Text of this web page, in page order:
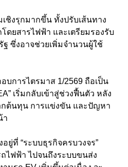
เชิงรุกมากขึ้น ทั้งปรับเส้นทาง
ดยสารไฟฟ้า และเตรียมรองรับ
ซึ่งอาจช่วยเพิ่มจำนวนผู้ใช้
อบการไตรมาส 1/2569 ถือเป็น
เริ่มกลับเข้าสู่ช่วงฟื้นตัว หลัง
ต้นทุน การแข่งขัน และปัญหา
า
ที่ “ระบบธุรกิจครบวงจร”
ไฟฟ้า ไปจนถึงระบบขนส่ง